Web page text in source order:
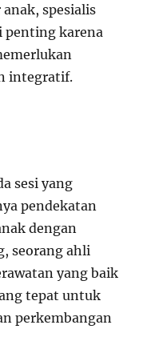
spesialis
penting karena
integratif.
sesi yang
pendekatan
dengan
seorang ahli
yang baik
tepat untuk
perkembangan